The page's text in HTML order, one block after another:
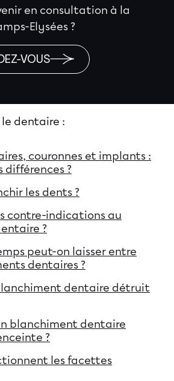
en consultation à la
Elysées ?
VOUS
le dentaire :
couronnes et implants :
différences ?
les dents ?
contre-indications au
?
peut-on laisser entre
dentaires ?
dentaire détruit
blanchiment dentaire
?
les facettes